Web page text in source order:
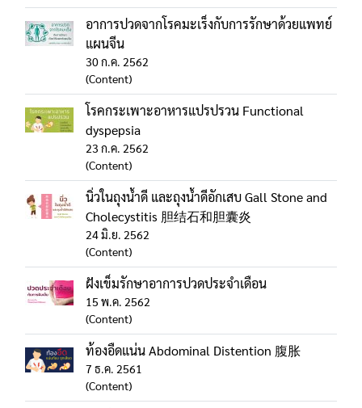
อาการปวดจากโรคมะเร็งกับการรักษาด้วยแพทย์
แผนจีน
30 ก.ค. 2562
(Content)
โรคกระเพาะอาหารแปรปรวน Functional
dyspepsia
23 ก.ค. 2562
(Content)
นิ่วในถุงน้ำดี และถุงน้ำดีอักเสบ Gall Stone and
Cholecystitis 胆结石和胆囊炎
24 มิ.ย. 2562
(Content)
ฝังเข็มรักษาอาการปวดประจำเดือน
15 พ.ค. 2562
(Content)
ท้องอืดแน่น Abdominal Distention 腹胀
7 ธ.ค. 2561
(Content)